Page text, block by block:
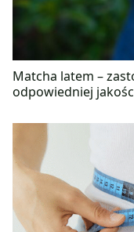
Matcha latem –
odpowiedniej